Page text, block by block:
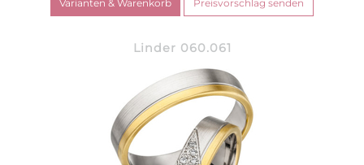
Linder 060.061